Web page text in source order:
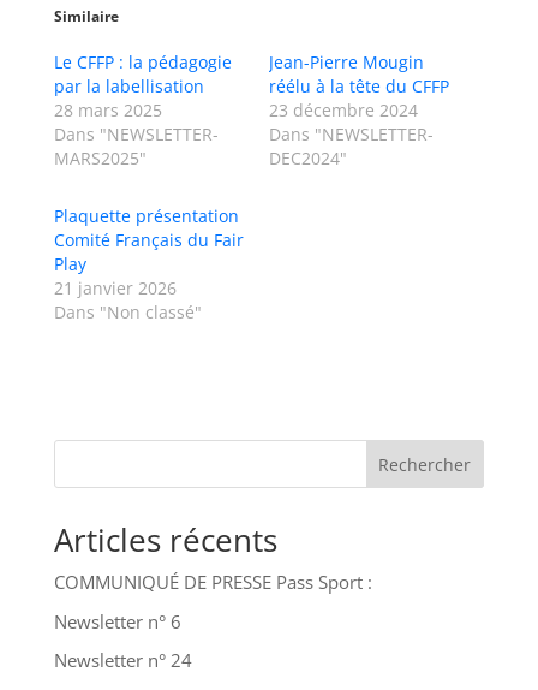
Similaire
Le CFFP : la pédagogie
par la labellisation
28 mars 2025
Dans "NEWSLETTER-
MARS2025"
Jean-Pierre Mougin
réélu à la tête du CFFP
23 décembre 2024
Dans "NEWSLETTER-
DEC2024"
Plaquette présentation
Comité Français du Fair
Play
21 janvier 2026
Dans "Non classé"
Rechercher
Articles récents
COMMUNIQUÉ DE PRESSE Pass Sport :
Newsletter n° 6
Newsletter n° 24